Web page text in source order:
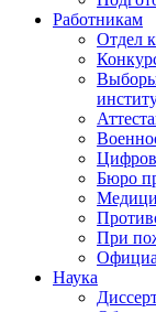
Работникам
Отдел
Бюро
При
Наука